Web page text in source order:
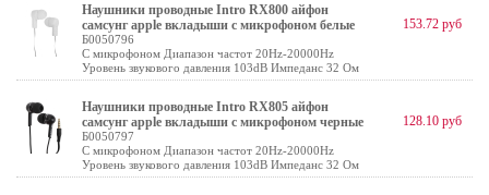
Наушники проводные Intro RX800 айфон
самсунг apple вкладыши с микрофоном белые
Б0050796
С микрофоном Диапазон частот 20Hz-20000Hz
Уровень звукового давления 103dB Импеданс 32 Ом
153.72 руб
Наушники проводные Intro RX805 айфон
самсунг apple вкладыши с микрофоном черные
Б0050797
С микрофоном Диапазон частот 20Hz-20000Hz
Уровень звукового давления 103dB Импеданс 32 Ом
128.10 руб